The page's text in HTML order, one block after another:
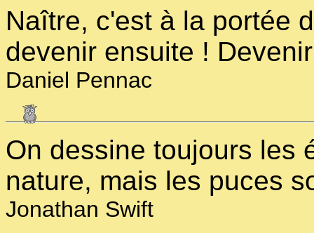
Naître, c'est à la portée
devenir ensuite !
Daniel Pennac
On dessine toujours les
nature, mais les puces
Jonathan Swift